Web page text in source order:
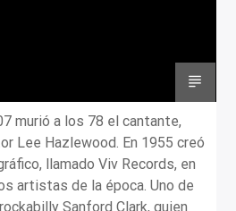
murió a los 78 el cantante,
Lee Hazlewood. En 1955 creó
llamado Viv Records, en
artistas de la época. Uno de
Sanford Clark, quien